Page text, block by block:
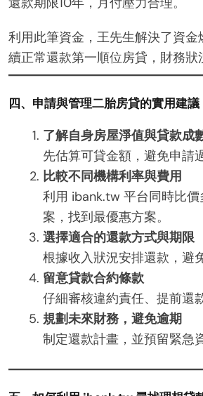
利用此筆資金，王先生解決了資
續正常還款第一順位房貸，財務狀
四、申請與管理二胎房貸的實用建議
了解自身房屋淨值與貸款成
先估算可貸金額，避免申請
比較不同機構利率與費用
利用 ibank.tw 平台同時比
案，找到最優惠方案。
選擇適合的還款方式與期限
根據收入狀況安排還款，避
留意貸款合約條款
仔細審核違約責任、提前還
規劃未來財務，避免逾期
制定還款計畫，並預留緊急